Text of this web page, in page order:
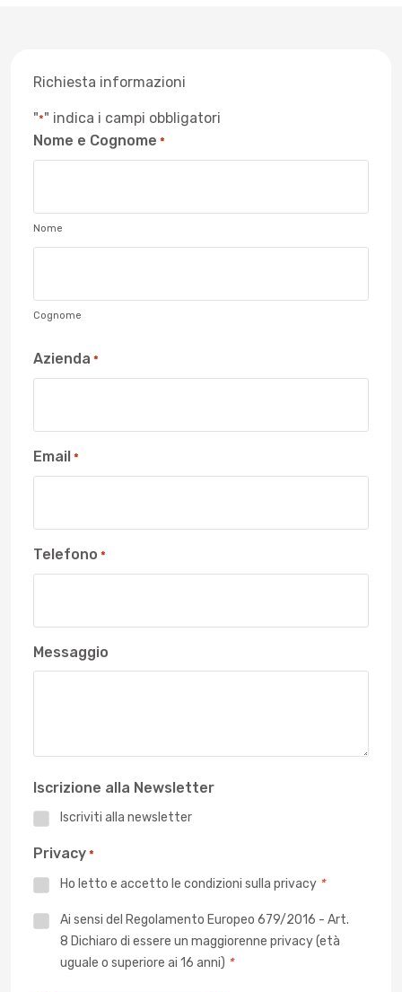
Richiesta informazioni
"*" indica i campi obbligatori
Nome e Cognome *
Nome
Cognome
Azienda *
Email *
Telefono *
Messaggio
Iscrizione alla Newsletter
Iscriviti alla newsletter
Privacy *
Ho letto e accetto le condizioni sulla privacy *
PrivacyAi sensi del Regolamento Europeo 679/2016 - Art.
8 Dichiaro di essere un maggiorenne privacy (età
uguale o superiore ai 16 anni) *